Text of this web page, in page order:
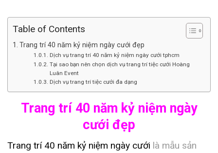
Table of Contents
Trang trí 40 năm kỷ niệm ngày cưới đẹp
Dịch vụ trang trí 40 năm kỷ niệm ngày cưới tphcm
Tại sao bạn nên chọn dịch vụ trang trí tiệc cưới Hoàng
Luân Event
Dịch vụ trang trí tiệc cưới đa dạng
Trang trí 40 năm kỷ niệm ngày
cưới đẹp
Trang trí 40 năm kỷ niệm ngày cưới là mẫu sản